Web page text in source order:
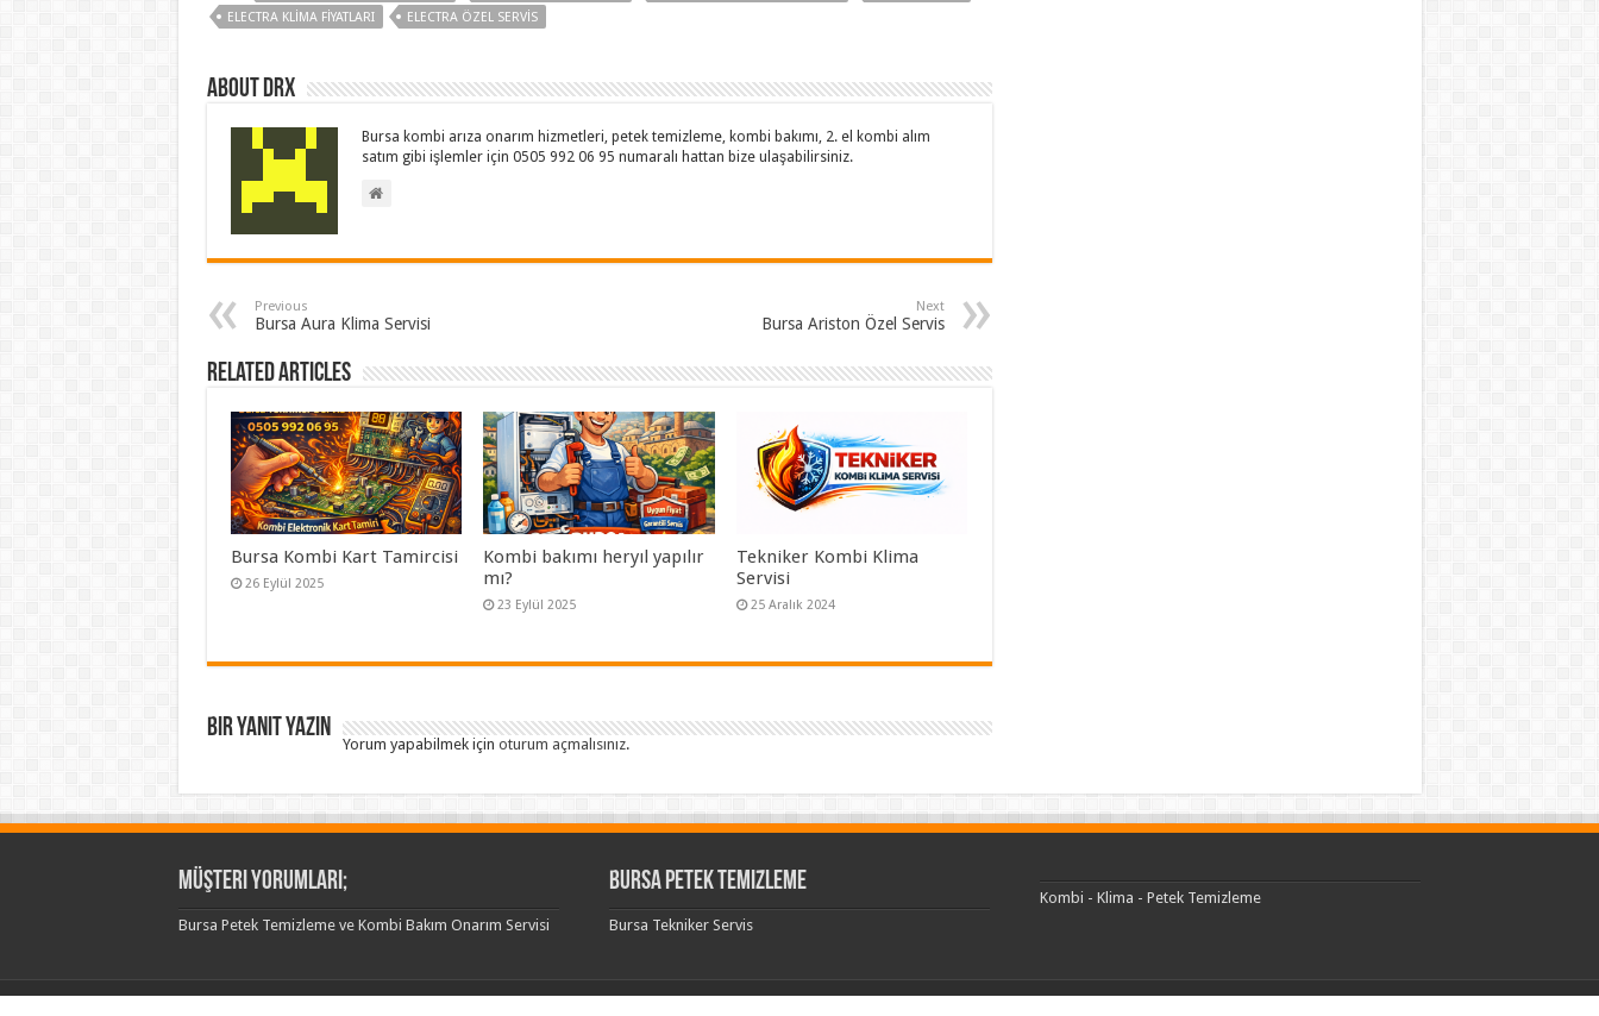
ELECTRA KLIMA FIYATLARI
ELECTRA ÖZEL SERVIS
About drx
Bursa kombi arıza onarım hizmetleri, petek temizleme, kombi bakımı, 2. el kombi alım
satım gibi işlemler için 0505 992 06 95 numaralı hattan bize ulaşabilirsiniz.
Previous
Bursa Aura Klima Servisi
Next
Bursa Ariston Özel Servis
Related Articles
Bursa Kombi Kart Tamircisi
26 Eylül 2025
Kombi bakımı heryıl yapılır
mı?
23 Eylül 2025
Tekniker Kombi Klima
Servisi
25 Aralık 2024
Bir yanıt yazın
Yorum yapabilmek için oturum açmalısınız.
Müşteri Yorumları;
Bursa Petek Temizleme ve Kombi Bakım Onarım Servisi
Bursa Petek Temizleme
Bursa Tekniker Servis
Kombi - Klima - Petek Temizleme